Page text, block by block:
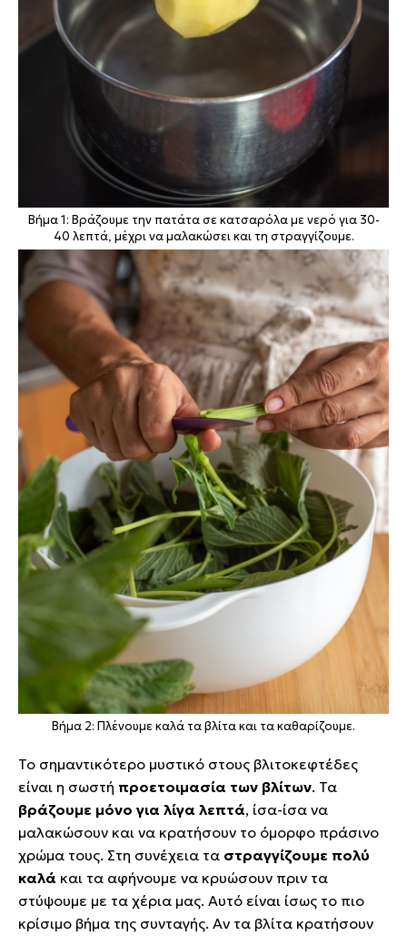
Βήμα 1: Βράζουμε την πατάτα σε κατσαρόλα με νερό για 30-
40 λεπτά, μέχρι να μαλακώσει και τη στραγγίζουμε.
Βήμα 2: Πλένουμε καλά τα βλίτα και τα καθαρίζουμε.
Το σημαντικότερο μυστικό στους βλιτοκεφτέδες
είναι η σωστή προετοιμασία των βλίτων. Τα
βράζουμε μόνο για λίγα λεπτά, ίσα-ίσα να
μαλακώσουν και να κρατήσουν το όμορφο πράσινο
χρώμα τους. Στη συνέχεια τα στραγγίζουμε πολύ
καλά και τα αφήνουμε να κρυώσουν πριν τα
στύψουμε με τα χέρια μας. Αυτό είναι ίσως το πιο
κρίσιμο βήμα της συνταγής. Αν τα βλίτα κρατήσουν